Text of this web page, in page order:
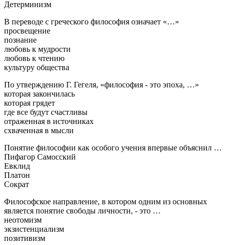
Детерминизм
В переводе с греческого философия означает «…»
просвещение
познание
любовь к мудрости
любовь к чтению
культуру общества
По утверждению Г. Гегеля, «философия - это эпоха, …»
которая закончилась
которая грядет
где все будут счастливы
отраженная в источниках
схваченная в мысли
Понятие философии как особого учения впервые объяснил …
Пифагор Самосский
Евклид
Платон
Сократ
Философское направление, в котором одним из основных
является понятие свободы личности, - это …
неотомизм
экзистенциализм
позитивизм